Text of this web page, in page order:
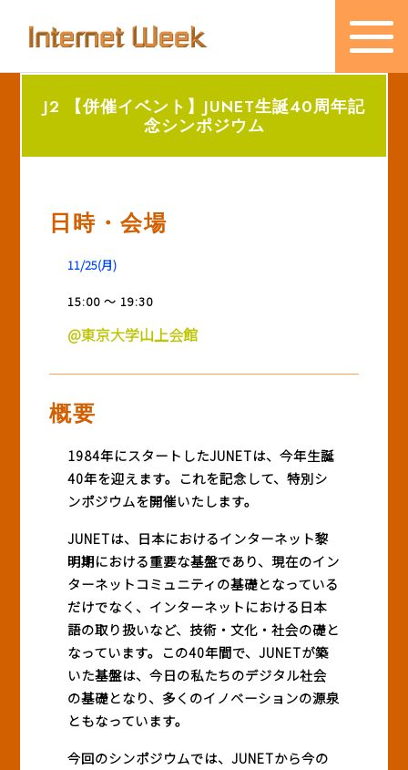
トップ
Internet Week とは
主催・後援・委員
メディア掲載
BASICオンデマンド
参加申込
マイページ
J2 【併催イベント】JUNET生誕40周年記
念シンポジウム
日時・会場
11/25(月)
15:00 ～ 19:30
@東京大学山上会館
概要
1984年にスタートしたJUNETは、今年生誕
40年を迎えます。これを記念して、特別シ
ンポジウムを開催いたします。
JUNETは、日本におけるインターネット黎
明期における重要な基盤であり、現在のイン
ターネットコミュニティの基礎となっている
だけでなく、インターネットにおける日本
語の取り扱いなど、技術・文化・社会の礎と
なっています。この40年間で、JUNETが築
いた基盤は、今日の私たちのデジタル社会
の基礎となり、多くのイノベーションの源泉
ともなっています。
今回のシンポジウムでは、JUNETから今の